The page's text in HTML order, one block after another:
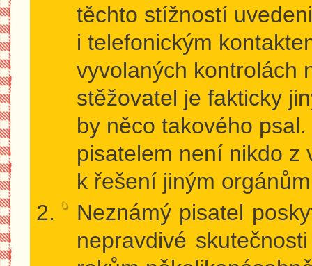
těchto stížností
i telefonickým
vyvolaných kontrolách
stěžovatel je fakticky
by něco takového
pisatelem není nikdo z
k řešení jiným
Neznámý pisatel
nepravdivé